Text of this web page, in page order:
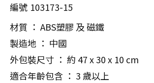
編號 103173-15
材質 ： ABS塑膠 及 磁鐵
製造地 ： 中國
外包裝尺寸 ： 約 47 x 30 x 10 cm
適合年齡包含 ： 3 歲以上